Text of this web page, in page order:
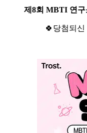
제8회 MBTI 연
🍀당첨되